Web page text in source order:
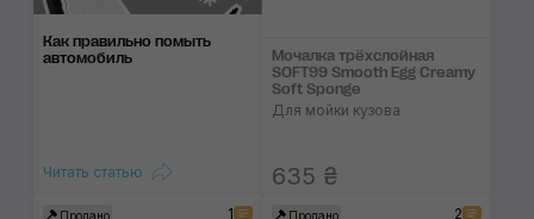
Как правильно помыть
автомобиль
Читать статью
Мочалка трёхслойная
SOFT99 Smooth Egg Creamy
Soft Sponge
Для мойки кузова
635 ₴
Продано 1 Продано 2